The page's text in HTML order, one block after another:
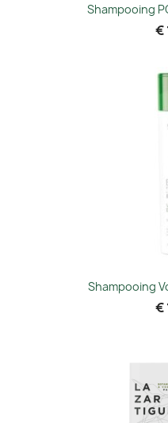
Shampooing
€
Shampooing
€